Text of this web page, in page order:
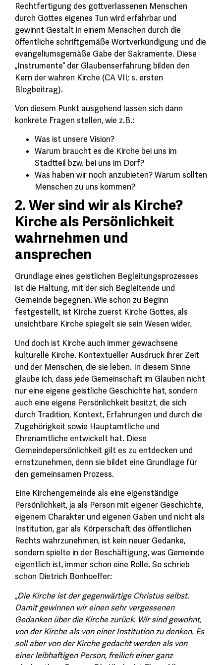
Rechtfertigung des gottverlassenen Menschen
durch Gottes eigenes Tun wird erfahrbar und
gewinnt Gestalt in einem Menschen durch die
öffentliche schriftgemäße Wortverkündigung und die
evangeliumsgemäße Gabe der Sakramente. Diese
„Instrumente“ der Glaubenserfahrung bilden den
Kern der wahren Kirche (CA VII; s. ersten
Blogbeitrag).
Von diesem Punkt ausgehend lassen sich dann
konkrete Fragen stellen, wie z.B.:
Was ist unsere Vision?
Warum braucht es die Kirche bei uns im
Stadtteil bzw. bei uns im Dorf?
Was haben wir noch anzubieten? Warum sollten
Menschen zu uns kommen?
2. Wer sind wir als Kirche?
Kirche als Persönlichkeit
wahrnehmen und
ansprechen
Grundlage eines geistlichen Begleitungsprozesses
ist die Haltung, mit der sich Begleitende und
Gemeinde begegnen. Wie schon zu Beginn
festgestellt, ist Kirche zuerst Kirche Gottes, als
unsichtbare Kirche spiegelt sie sein Wesen wider.
Und doch ist Kirche auch immer gewachsene
kulturelle Kirche. Kontextueller Ausdruck ihrer Zeit
und der Menschen, die sie leben. In diesem Sinne
glaube ich, dass jede Gemeinschaft im Glauben nicht
nur eine eigene geistliche Geschichte hat, sondern
auch eine eigene Persönlichkeit besitzt, die sich
durch Tradition, Kontext, Erfahrungen und durch die
Zugehörigkeit sowie Hauptamtliche und
Ehrenamtliche entwickelt hat. Diese
Gemeindepersönlichkeit gilt es zu entdecken und
ernstzunehmen, denn sie bildet eine Grundlage für
den gemeinsamen Prozess.
Eine Kirchengemeinde als eine eigenständige
Persönlichkeit, ja als Person mit eigener Geschichte,
eigenem Charakter und eigenen Gaben und nicht als
Institution, gar als Körperschaft des öffentlichen
Rechts wahrzunehmen, ist kein neuer Gedanke,
sondern spielte in der Beschäftigung, was Gemeinde
eigentlich ist, immer schon eine Rolle. So schrieb
schon Dietrich Bonhoeffer:
„Die Kirche ist der gegenwärtige Christus selbst.
Damit gewinnen wir einen sehr vergessenen
Gedanken über die Kirche zurück. Wir sind gewohnt,
von der Kirche als von einer Institution zu denken. Es
soll aber von der Kirche gedacht werden als von
einer leibhaftigen Person, freilich einer ganz